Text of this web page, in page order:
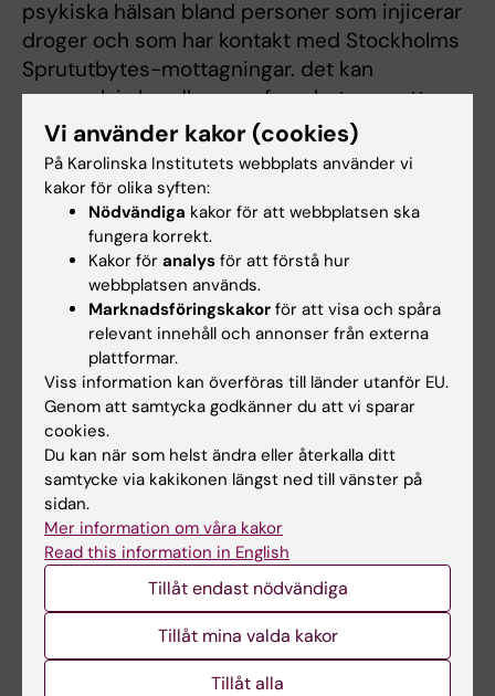
psykiska hälsan bland personer som injicerar
droger och som har kontakt med Stockholms
Sprututbytes-mottagningar. det kan
exempelvis handla om erfarenheter av att
delta i naloxon-utdelning för personer som
bevittnat eller själv erfarit en överdos av
opioider.
Relaterat
Centrum för psykiatriforskning
Forskningsområden:
Beroendelära och missbruk
Folkhälsovetenskap, global hälsa och socialmedicin
Tillämpad psykologi
Forskningsämnen:
Vi använder kakor (cookies)
På Karolinska Institutets webbplats använder vi
kakor för olika syften:
Nödvändiga kakor för att webbplatsen ska
fungera korrekt.
Kakor för analys för att förstå hur
webbplatsen används.
Marknadsföringskakor för att visa och spåra
relevant innehåll och annonser från externa
plattformar.
Viss information kan överföras till länder utanför EU.
Genom att samtycka godkänner du att vi sparar
cookies.
Du kan när som helst ändra eller återkalla ditt
samtycke via kakikonen längst ned till vänster på
sidan.
Mer information om våra kakor
Read this information in English
Tillåt endast nödvändiga
Tillåt mina valda kakor
Tillåt alla